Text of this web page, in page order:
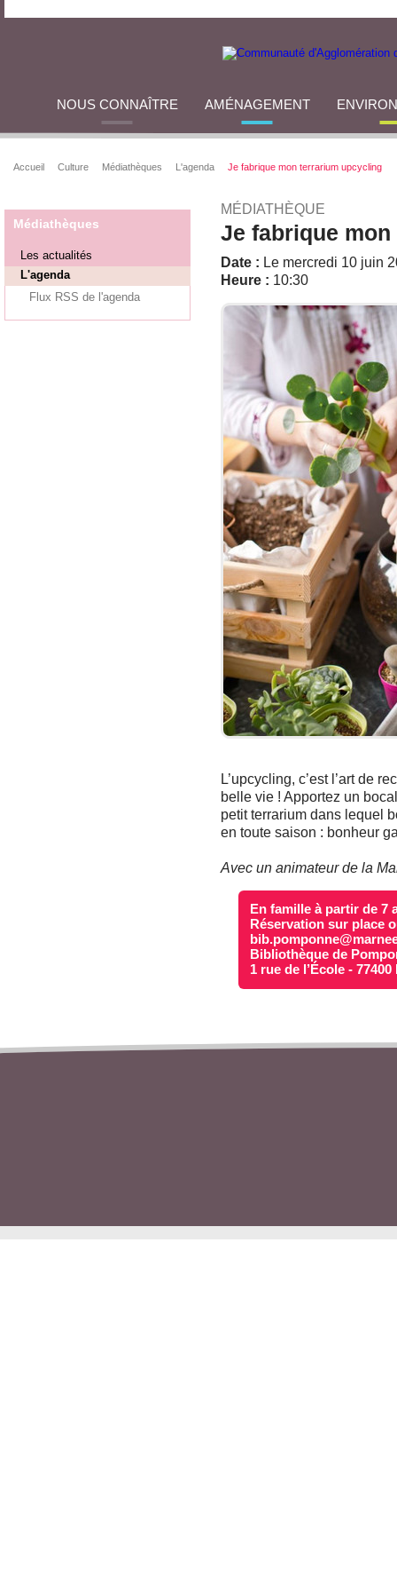
NOUS CONNAÎTRE AMÉNAGEMENT
Accueil Culture Médiathèques L'agenda Je fabrique mon terrarium upcycling
Médiathèques
Les actualités
L'agenda
Flux RSS de l'agenda
MÉDIATHÈQUE
Je fabrique
Date : Le mercredi 10 juin
Heure : 10:30
L’upcycling, c’est l’art de
belle vie ! Apportez un
petit terrarium dans lequel
en toute saison : bonheur
Avec un animateur de la
En famille à partir de 7
Réservation sur place
Bibliothèque de
1 rue de l’École -